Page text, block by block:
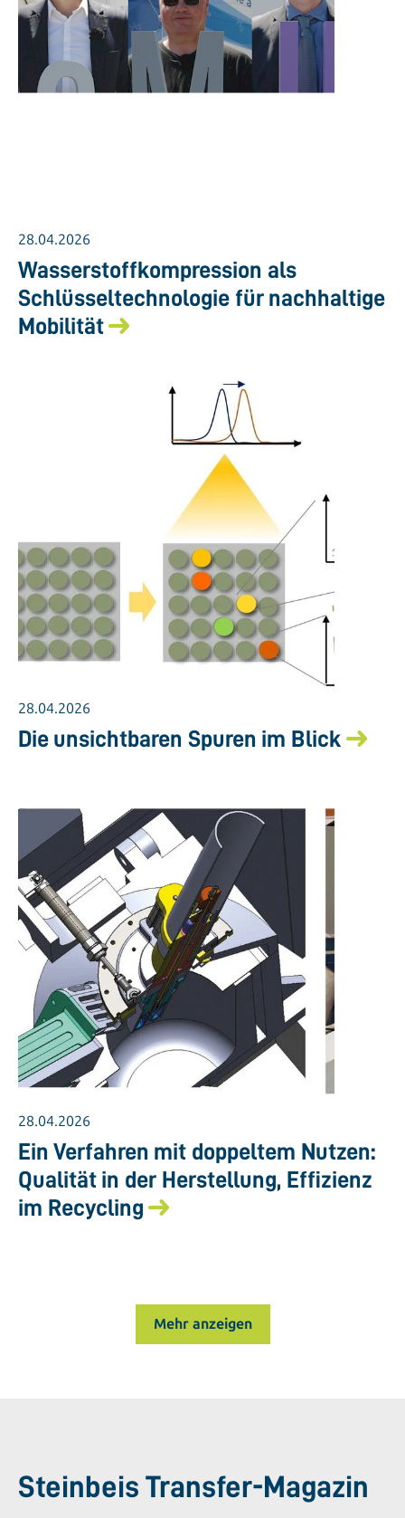
28.04.2026
Wasserstoffkompression als
Schlüsseltechnologie für nachhaltige
Mobilität
28.04.2026
Die unsichtbaren Spuren im Blick
28.04.2026
Ein Verfahren mit doppeltem Nutzen:
Qualität in der Herstellung, Effizienz
im Recycling
Mehr anzeigen
Steinbeis Transfer-Magazin